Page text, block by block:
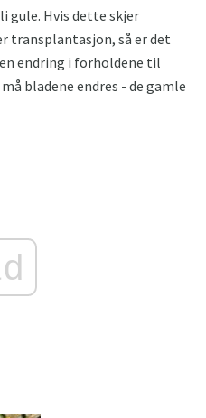
gule. Hvis dette skjer
transplantasjon, så er det
endring i forholdene til
bladene endres - de gamle